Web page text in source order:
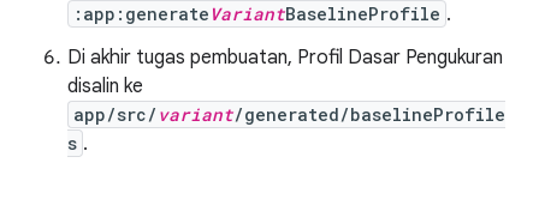
:app:generate VariantBaselineProfile .
Di akhir tugas pembuatan, Profil Dasar Pengukuran
disalin ke
app/src/ variant/generated/baselineProfile
s .